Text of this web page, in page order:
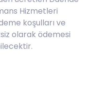
Hizmetleri
koşulları ve
olarak ödemesi